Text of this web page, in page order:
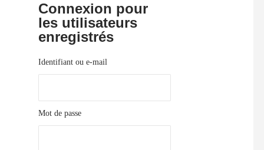
Connexion pour
les utilisateurs
enregistrés
Identifiant ou e-mail
Mot de passe